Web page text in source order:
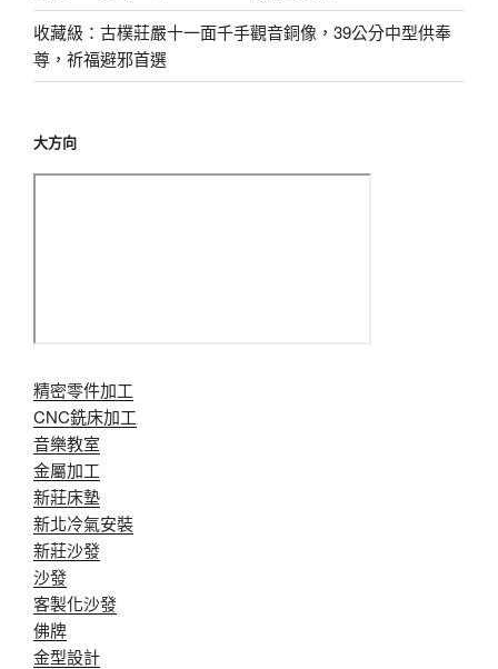
收藏級：古樸莊嚴十一面千手觀音銅像，39公分中型供奉
尊，祈福避邪首選
大方向
精密零件加工
CNC銑床加工
音樂教室
金屬加工
新莊床墊
新北冷氣安裝
新莊沙發
沙發
客製化沙發
佛牌
金型設計